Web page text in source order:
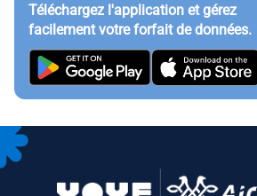
Téléchargez l'application et gérez
facilement votre forfait de données.